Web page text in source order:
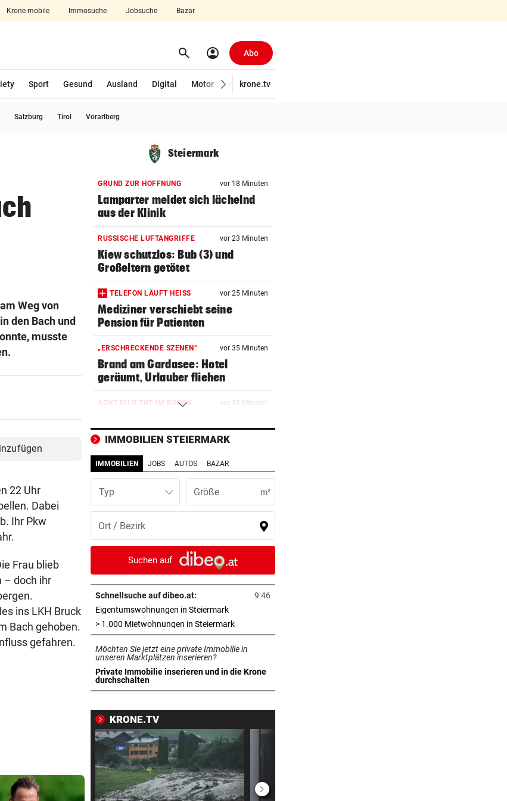
Krone mobile Immosuche Jobsuche Bazar
search Suchen
account_circle Abo
Sport Gesund Ausland Digital Motor Wirtschaft
krone.tv
Salzburg Tirol Vorarlberg
Weg von
den Bach und
musste
22 Uhr
Dabei
Ihr Pkw
Frau blieb
– doch ihr
ins LKH Bruck
Bach gehoben.
gefahren.
Steiermark
GRUND ZUR HOFFNUNG vor 18 Minuten
Lamparter meldet sich lächelnd
aus der Klinik
RUSSISCHE LUFTANGRIFFE vor 23 Minuten
Kiew schutzlos: Bub (3) und
Großeltern getötet
TELEFON LÄUFT HEISS vor 25 Minuten
Mediziner verschiebt seine
Pension für Patienten
„ERSCHRECKENDE SZENEN“ vor 35 Minuten
Brand am Gardasee: Hotel
geräumt, Urlauber fliehen
ACHT KILO TNT IM BODEN vor 38 Minuten
beliebtem See gefunden
WURDE NUR 27 JAHRE ALT
Uganda trauert! Teamspieler bei
Überfall ermordet
„KRONE“-KOMMENTAR vor einer Stunde
Kinder, Kinder: Freude und
Arbeit
vor einer Stunde
Radlerin (32) starb nach Kollision
mit Kipplaster
„NICHT WIEDERERKANNT!“ vor einer Stunde
John Goodman: Supermarkt-
Selfie lässt Fans staunen
ERLAUBT, WAS GEFÄLLT vor einer Stunde
Flip-Flops am Steuer – darf man
PINKELNIG VOR COMEBACK vor 2 Stunden
„Habe so viel Kraft wie schon
lange nicht mehr“
„AM BODEN ZERSTÖRT“ vor 2 Stunden
IMMOBILIEN STEIERMARK
IMMOBILIEN JOBS AUTOS BAZAR
Typ m²
Suchen auf
Schnellsuche auf dibeo.at:
9:46
Eigentumswohnungen in Steiermarkin neuem Tab öffnen
> 1.000 Mietwohnungen in Steiermarkin neuem Tab öffnen
Möchten Sie jetzt eine private Immobilie in
unseren Marktplätzen inserieren?
Private Immobilie inserieren und in die Krone
durchschalten
in neuem Tab öffnen
KRONE.TV